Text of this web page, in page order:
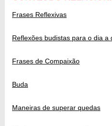
Frases Reflexivas
Reflexões budistas para o dia a
Frases de Compaixão
Buda
Maneiras de superar quedas